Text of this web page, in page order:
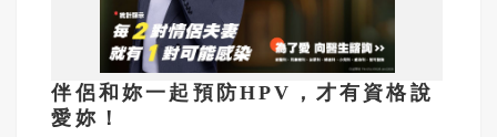
伴侶和妳一起預防HPV，才有資格說
愛妳！